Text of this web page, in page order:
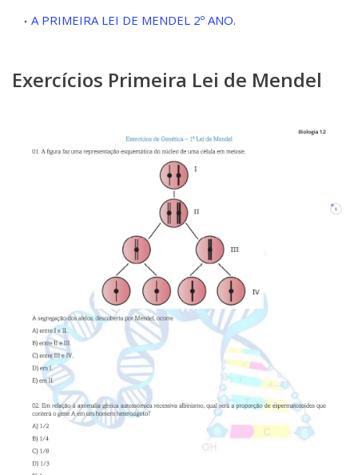
A PRIMEIRA LEI DE MENDEL 2º ANO.
Exercícios Primeira Lei de Mendel